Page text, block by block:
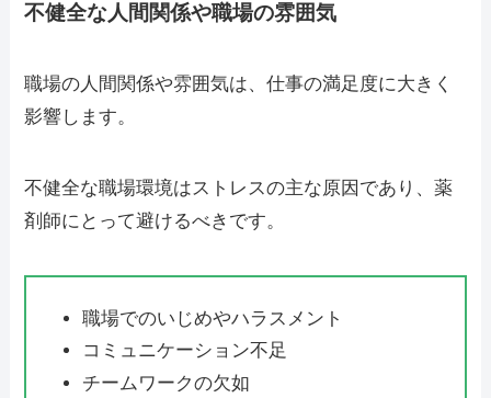
不健全な人間関係や職場の雰囲気
職場の人間関係や雰囲気は、仕事の満足度に大きく
影響します。
不健全な職場環境はストレスの主な原因であり、薬
剤師にとって避けるべきです。
職場でのいじめやハラスメント
コミュニケーション不足
チームワークの欠如